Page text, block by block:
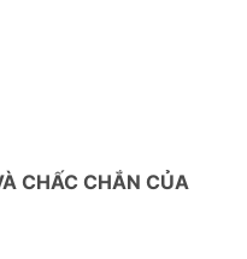
CHẤC CHẮN CỦA